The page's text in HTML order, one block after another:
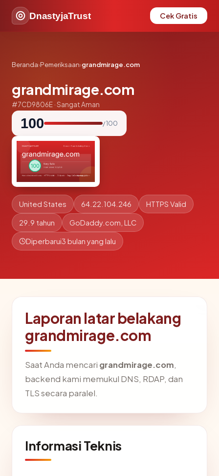
DnastyjaTrust Cek Gratis
Beranda›Pemeriksaan›grandmirage.com
grandmirage.com
#7CD9806E · Sangat Aman
100 / 100
United States 64.22.104.246 HTTPS Valid
29.9 tahun GoDaddy.com, LLC
Diperbarui3 bulan yang lalu
Laporan latar belakang
grandmirage.com
Saat Anda mencari grandmirage.com,
backend kami memukul DNS, RDAP, dan
TLS secara paralel.
Informasi Teknis